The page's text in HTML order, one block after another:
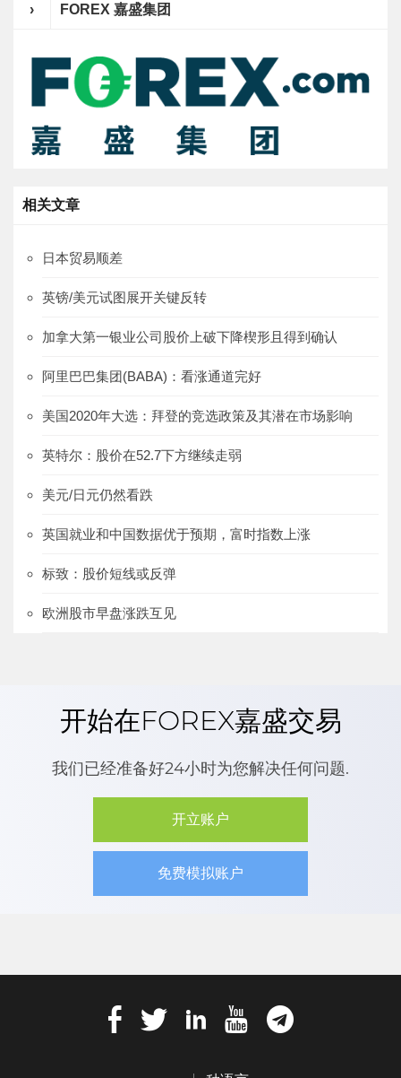
› FOREX 嘉盛集团
相关文章
日本贸易顺差
英镑/美元试图展开关键反转
加拿大第一银业公司股价上破下降楔形且得到确认
阿里巴巴集团(BABA)：看涨通道完好
美国2020年大选：拜登的竞选政策及其潜在市场影响
英特尔：股价在52.7下方继续走弱
美元/日元仍然看跌
英国就业和中国数据优于预期，富时指数上涨
标致：股价短线或反弹
欧洲股市早盘涨跌互见
开始在FOREX嘉盛交易
我们已经准备好24小时为您解决任何问题.
开立账户
免费模拟账户